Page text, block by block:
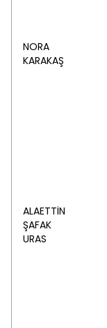
NORA
KARAKAŞ
ALAETTİN
ŞAFAK
URAS